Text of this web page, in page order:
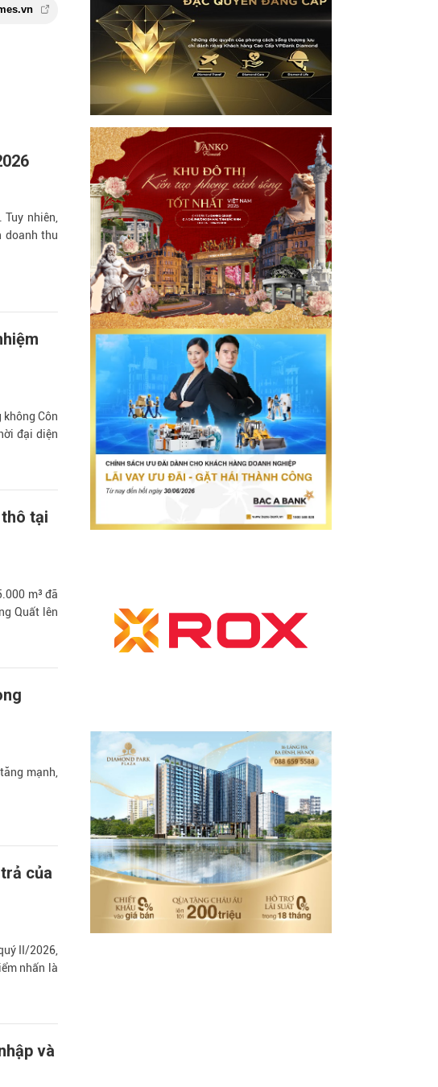
nhiên,
doanh thu
không Côn
đại diện
tại
m³ đã
Quất lên
mạnh,
của
II/2026,
nhấn là
và